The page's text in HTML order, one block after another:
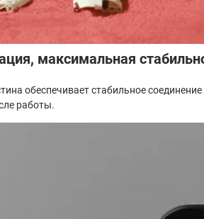
максимальная
обеспечивает стабильное
работы.